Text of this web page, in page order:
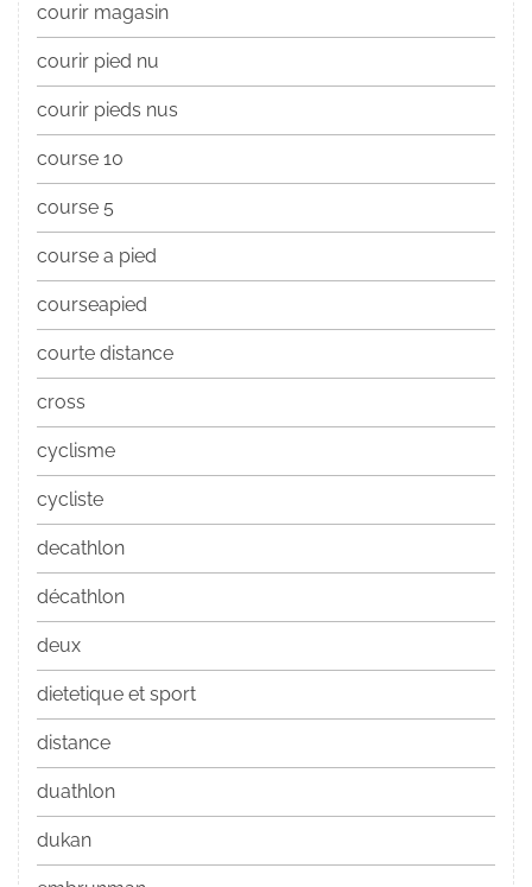
courir magasin
courir pied nu
courir pieds nus
course 10
course 5
course a pied
courseapied
courte distance
cross
cyclisme
cycliste
decathlon
décathlon
deux
dietetique et sport
distance
duathlon
dukan